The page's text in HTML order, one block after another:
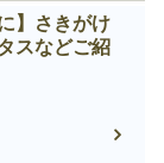
】さきがけ
スなどご紹